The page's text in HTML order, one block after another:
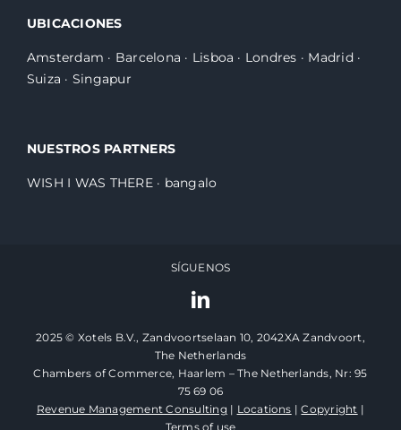
UBICACIONES
Amsterdam · Barcelona · Lisboa · Londres · Madrid·
Suiza · Singapur
NUESTROS PARTNERS
WISH I WAS THERE· bangalo
SÍGUENOS
2025 © Xotels B.V., Zandvoortselaan 10, 2042XA Zandvoort,
The Netherlands
Chambers of Commerce, Haarlem – The Netherlands, Nr: 95
75 69 06
Revenue Management Consulting | Locations |Copyright |
Terms of use